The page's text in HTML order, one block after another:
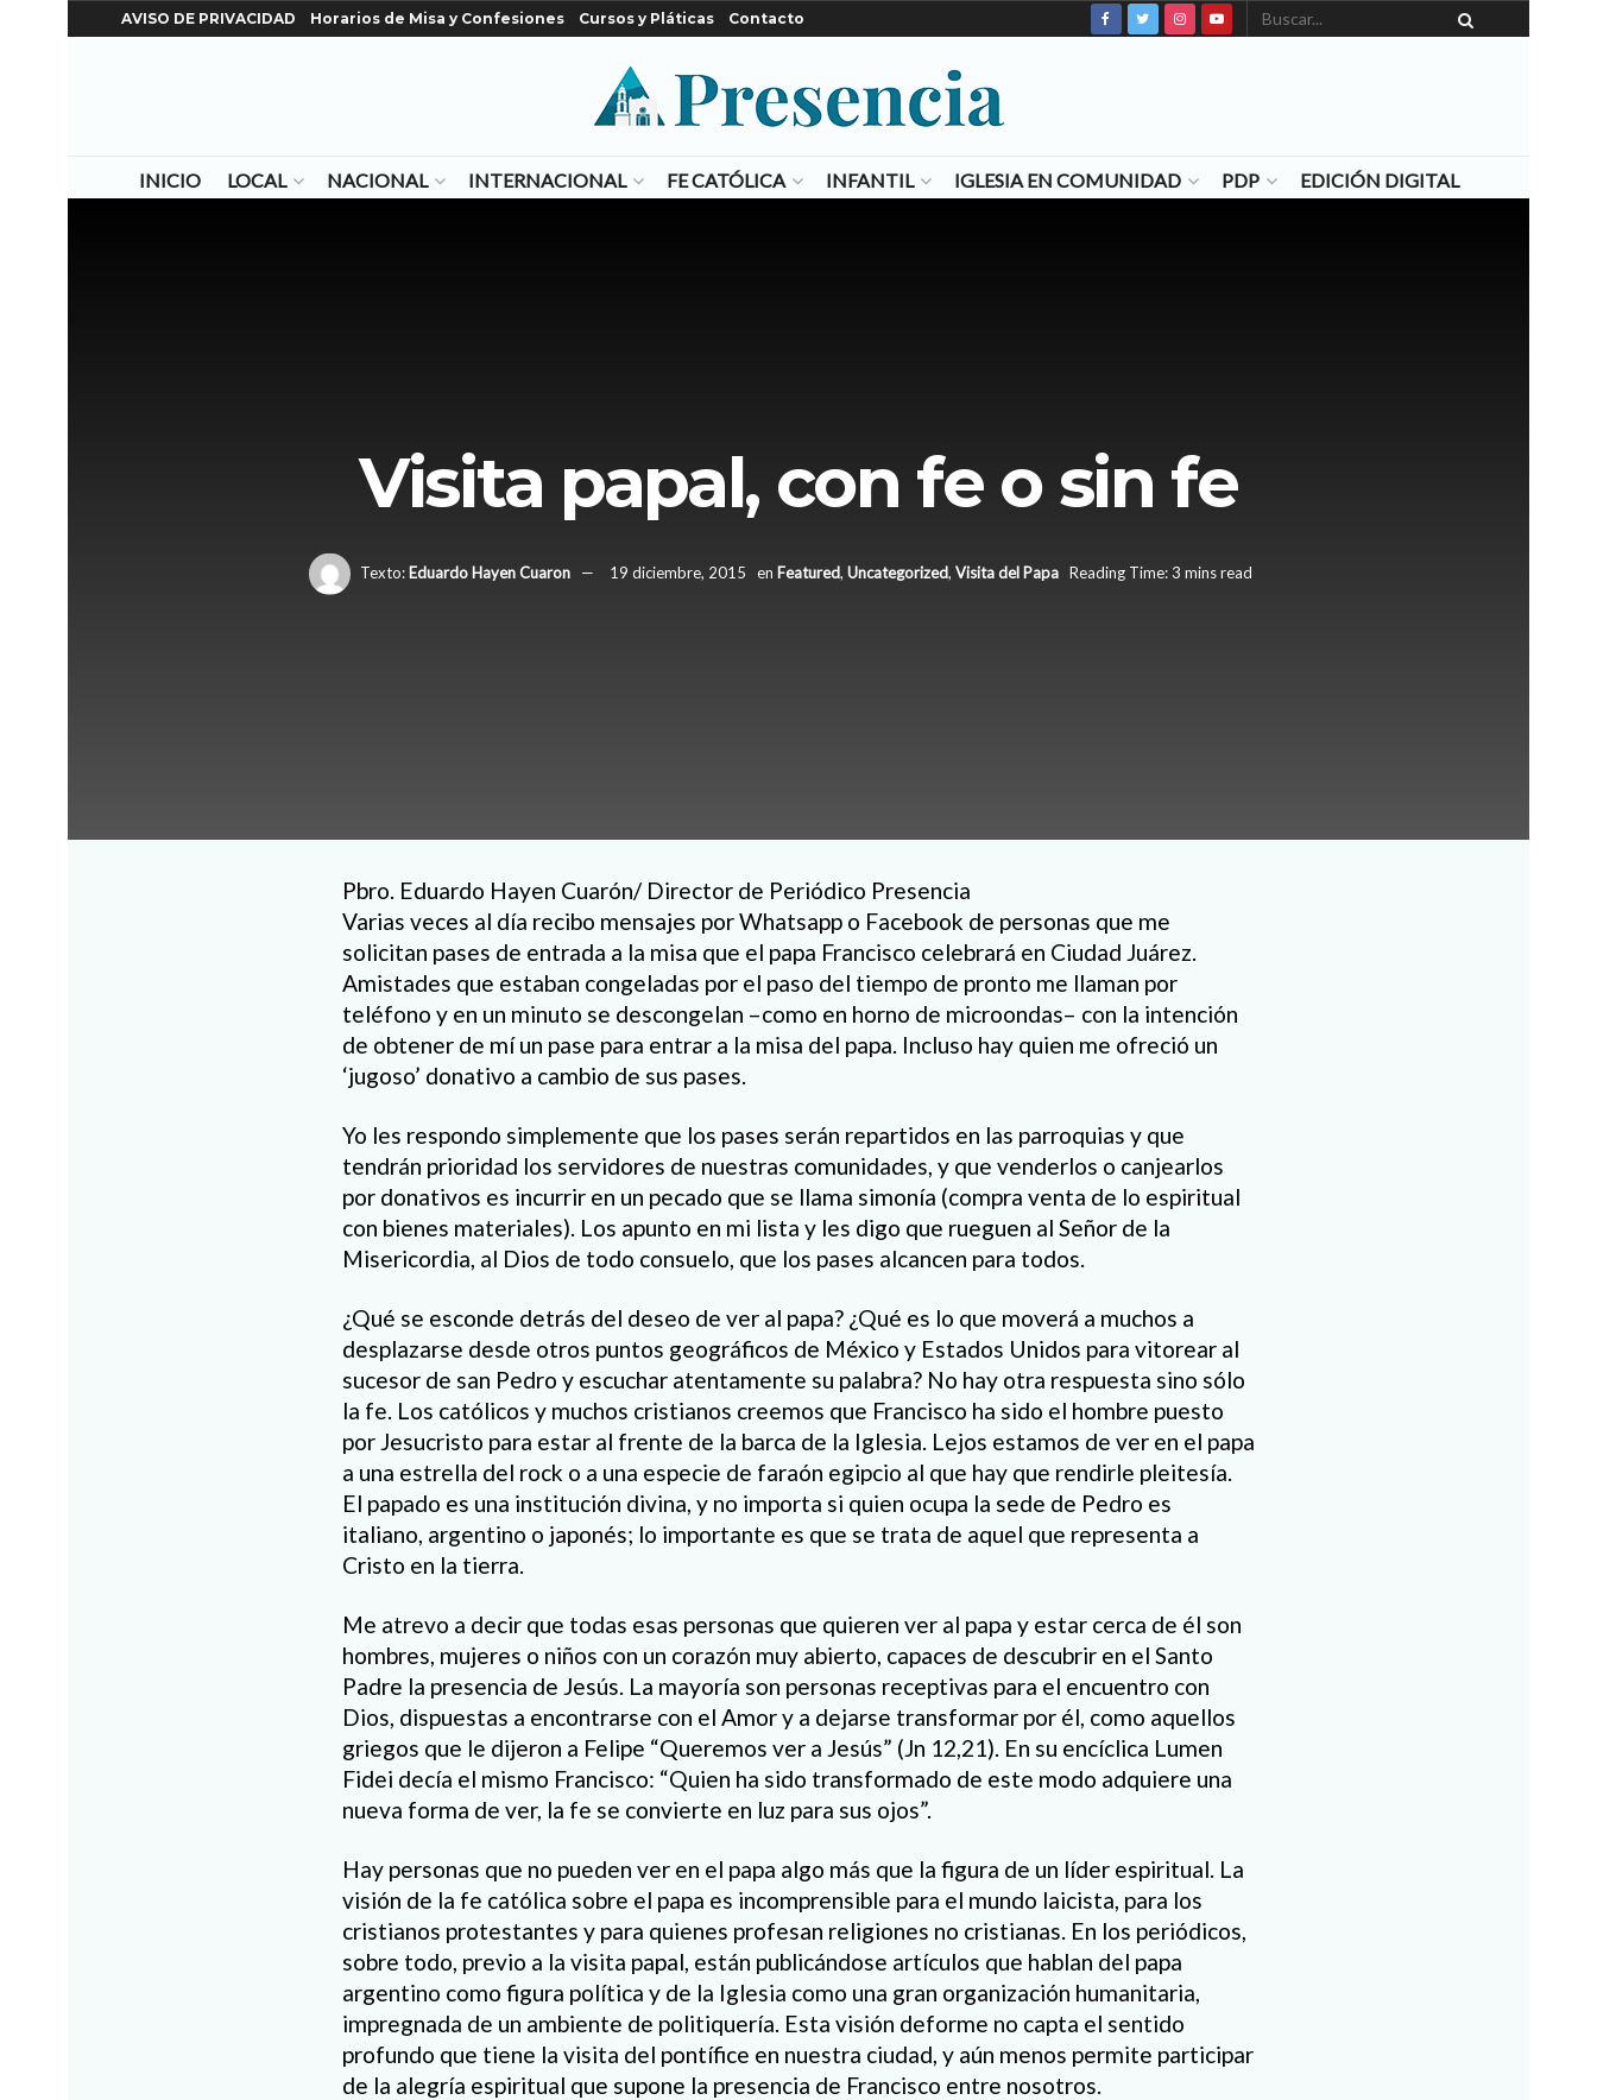
AVISO DE PRIVACIDAD Horarios de Misa y Confesiones Cursos y Pláticas Contacto
INICIO LOCAL NACIONAL INTERNACIONAL FE CATÓLICA INFANTIL IGLESIA EN COMUNIDAD PDP EDICIÓN DIGITAL
Visita papal, con fe o sin fe
Texto: Eduardo Hayen Cuaron 19 diciembre, 2015 en Featured, Uncategorized, Visita del Papa Reading Time: 3 mins read
Pbro. Eduardo Hayen Cuarón/ Director de Periódico Presencia
Varias veces al día recibo mensajes por Whatsapp o Facebook de personas que me
solicitan pases de entrada a la misa que el papa Francisco celebrará en Ciudad Juárez.
Amistades que estaban congeladas por el paso del tiempo de pronto me llaman por
teléfono y en un minuto se descongelan –como en horno de microondas– con la intención
de obtener de mí un pase para entrar a la misa del papa. Incluso hay quien me ofreció un
‘jugoso’ donativo a cambio de sus pases.
Yo les respondo simplemente que los pases serán repartidos en las parroquias y que
tendrán prioridad los servidores de nuestras comunidades, y que venderlos o canjearlos
por donativos es incurrir en un pecado que se llama simonía (compra venta de lo espiritual
con bienes materiales). Los apunto en mi lista y les digo que rueguen al Señor de la
Misericordia, al Dios de todo consuelo, que los pases alcancen para todos.
¿Qué se esconde detrás del deseo de ver al papa? ¿Qué es lo que moverá a muchos a
desplazarse desde otros puntos geográficos de México y Estados Unidos para vitorear al
sucesor de san Pedro y escuchar atentamente su palabra? No hay otra respuesta sino sólo
la fe. Los católicos y muchos cristianos creemos que Francisco ha sido el hombre puesto
por Jesucristo para estar al frente de la barca de la Iglesia. Lejos estamos de ver en el papa
a una estrella del rock o a una especie de faraón egipcio al que hay que rendirle pleitesía.
El papado es una institución divina, y no importa si quien ocupa la sede de Pedro es
italiano, argentino o japonés; lo importante es que se trata de aquel que representa a
Cristo en la tierra.
Me atrevo a decir que todas esas personas que quieren ver al papa y estar cerca de él son
hombres, mujeres o niños con un corazón muy abierto, capaces de descubrir en el Santo
Padre la presencia de Jesús. La mayoría son personas receptivas para el encuentro con
Dios, dispuestas a encontrarse con el Amor y a dejarse transformar por él, como aquellos
griegos que le dijeron a Felipe “Queremos ver a Jesús” (Jn 12,21). En su encíclica Lumen
Fidei decía el mismo Francisco: “Quien ha sido transformado de este modo adquiere una
nueva forma de ver, la fe se convierte en luz para sus ojos”.
Hay personas que no pueden ver en el papa algo más que la figura de un líder espiritual. La
visión de la fe católica sobre el papa es incomprensible para el mundo laicista, para los
cristianos protestantes y para quienes profesan religiones no cristianas. En los periódicos,
sobre todo, previo a la visita papal, están publicándose artículos que hablan del papa
argentino como figura política y de la Iglesia como una gran organización humanitaria,
impregnada de un ambiente de politiquería. Esta visión deforme no capta el sentido
profundo que tiene la visita del pontífice en nuestra ciudad, y aún menos permite participar
de la alegría espiritual que supone la presencia de Francisco entre nosotros.